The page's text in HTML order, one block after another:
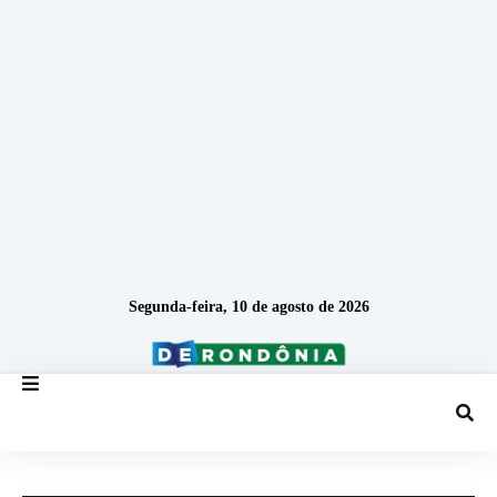
Segunda-feira, 10 de agosto de 2026